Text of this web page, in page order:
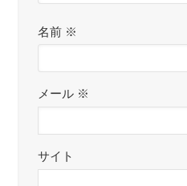
名前 ※
メール ※
サイト